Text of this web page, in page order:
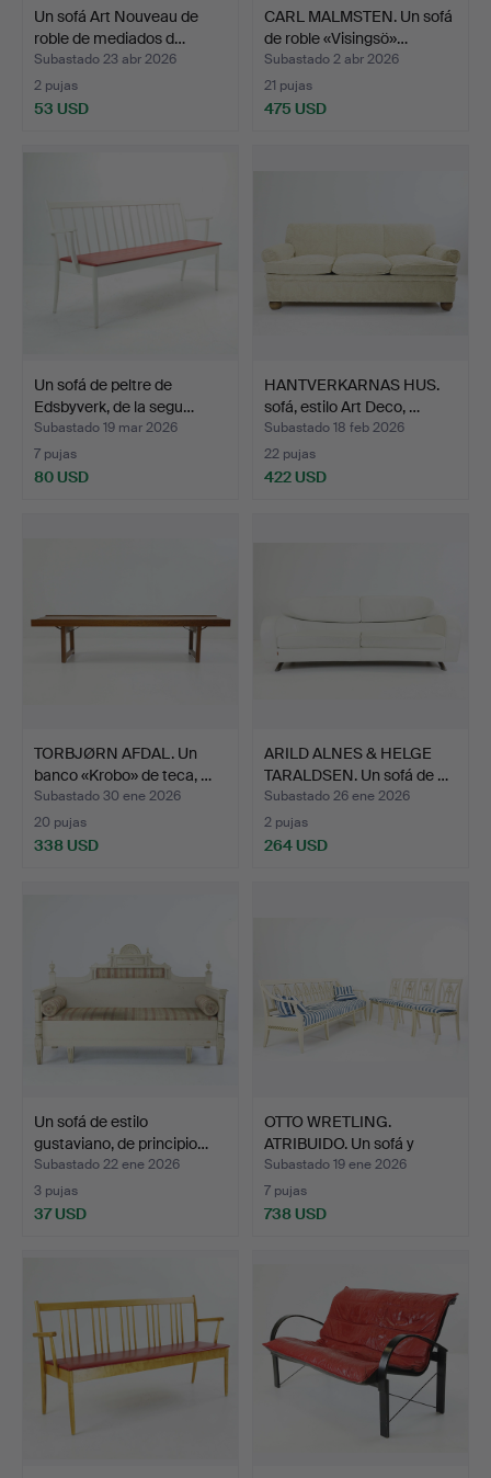
Un sofá Art Nouveau de
roble de mediados d…
Subastado 23 abr 2026
2 pujas
53 USD
CARL MALMSTEN. Un sofá
de roble «Visingsö»…
Subastado 2 abr 2026
21 pujas
475 USD
Un sofá de peltre de
Edsbyverk, de la segu…
Subastado 19 mar 2026
7 pujas
80 USD
HANTVERKARNAS HUS.
sofá, estilo Art Deco, …
Subastado 18 feb 2026
22 pujas
422 USD
TORBJØRN AFDAL. Un
banco «Krobo» de teca, …
Subastado 30 ene 2026
20 pujas
338 USD
ARILD ALNES & HELGE
TARALDSEN. Un sofá de …
Subastado 26 ene 2026
2 pujas
264 USD
Un sofá de estilo
gustaviano, de principio…
Subastado 22 ene 2026
3 pujas
37 USD
OTTO WRETLING.
ATRIBUIDO. Un sofá y
sillas…
Subastado 19 ene 2026
7 pujas
738 USD